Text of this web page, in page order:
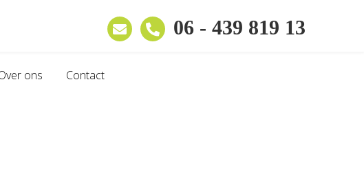
06 - 439 819 13
ons Contact